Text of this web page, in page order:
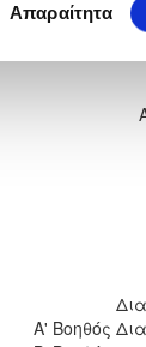
συγκατάθεσης
Απαραίτητα
Α' Βοηθός